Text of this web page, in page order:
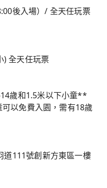
後入場）/ 全天任玩票
) 全天任玩票
歲和1.5米以下小童**
以免費入園，需有18歲
道111號創新方東區一樓